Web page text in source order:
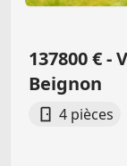
137800 € -
Beignon
4 pièces